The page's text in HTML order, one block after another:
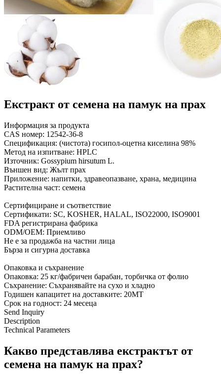
Екстракт от семена на памук на прах
Информация за продукта
CAS номер: 12542-36-8
Спецификация: (чистота) госипол-оцетна киселина 98%
Метод на изпитване: HPLC
Източник: Gossypium hirsutum L.
Външен вид: Жълт прах
Приложение: напитки, здравеопазване, храна, медицина
Растителна част: семена
Сертифициране и съответствие
Сертификати: SC, KOSHER, HALAL, ISO22000, ISO9001
FDA регистрирана фабрика
ODM/OEM: Приемливо
Не е за продажба на частни лица
Бърза и сигурна доставка
Опаковка и съхранение
Опаковка: 25 кг/фабричен барабан, торбичка от фолио
Съхранение: Съхранявайте на сухо и хладно
Годишен капацитет на доставките: 20MT
Срок на годност: 24 месеца
Send Inquiry
Description
Technical Parameters
Какво представлява екстрактът от
семена на памук на прах?